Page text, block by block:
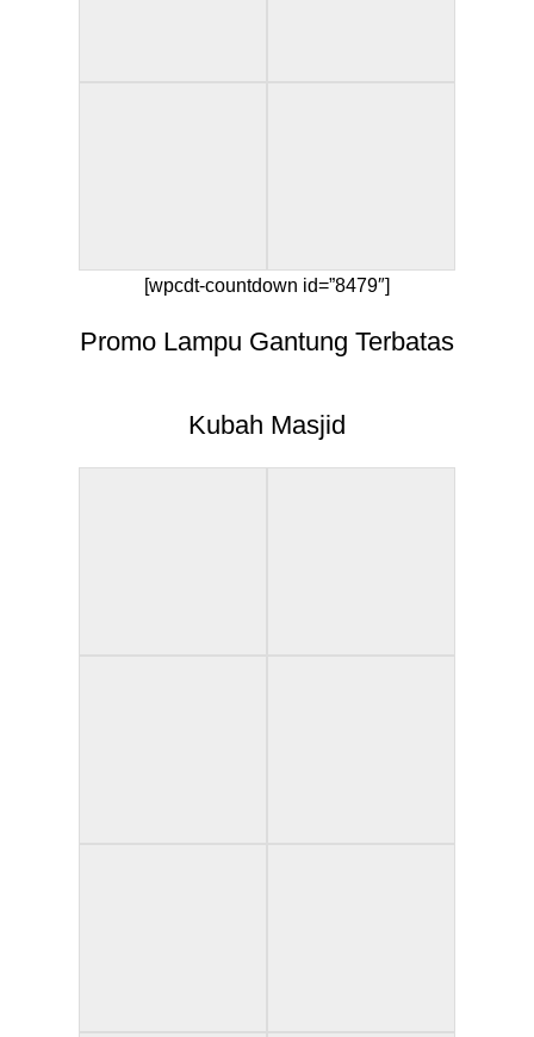
[wpcdt-countdown id=”8479″]
Promo Lampu Gantung Terbatas
Kubah Masjid